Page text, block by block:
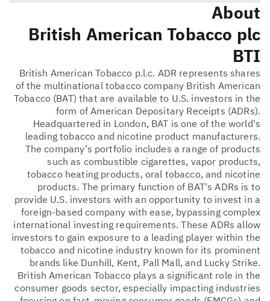
About
British American Tobacco plc
BTI
British American Tobacco p.l.c. ADR represents shares
of the multinational tobacco company British American
Tobacco (BAT) that are available to U.S. investors in the
form of American Depositary Receipts (ADRs).
Headquartered in London, BAT is one of the world's
leading tobacco and nicotine product manufacturers.
The company’s portfolio includes a range of products
such as combustible cigarettes, vapor products,
tobacco heating products, oral tobacco, and nicotine
products. The primary function of BAT's ADRs is to
provide U.S. investors with an opportunity to invest in a
foreign-based company with ease, bypassing complex
international investing requirements. These ADRs allow
investors to gain exposure to a leading player within the
tobacco and nicotine industry known for its prominent
brands like Dunhill, Kent, Pall Mall, and Lucky Strike.
British American Tobacco plays a significant role in the
consumer goods sector, especially impacting industries